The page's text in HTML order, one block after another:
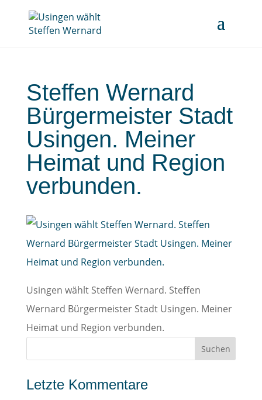
Steffen Wernard
Bürgermeister Stadt
Usingen. Meiner
Heimat und Region
verbunden.
Usingen wählt Steffen Wernard. Steffen
Wernard Bürgermeister Stadt Usingen. Meiner
Heimat und Region verbunden.
Letzte Kommentare